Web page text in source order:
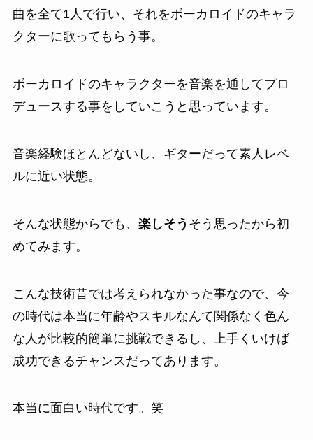
曲を全て1人で行い、それをボーカロイドのキャラ
クターに歌ってもらう事。
ボーカロイドのキャラクターを音楽を通してプロ
デュースする事をしていこうと思っています。
音楽経験ほとんどないし、ギターだって素人レベ
ルに近い状態。
そんな状態からでも、 楽しそう そう思ったから初
めてみます。
こんな技術昔では考えられなかった事なので、今
の時代は本当に年齢やスキルなんて関係なく色ん
な人が比較的簡単に挑戦できるし、上手くいけば
成功できるチャンスだってあります。
本当に面白い時代です。笑